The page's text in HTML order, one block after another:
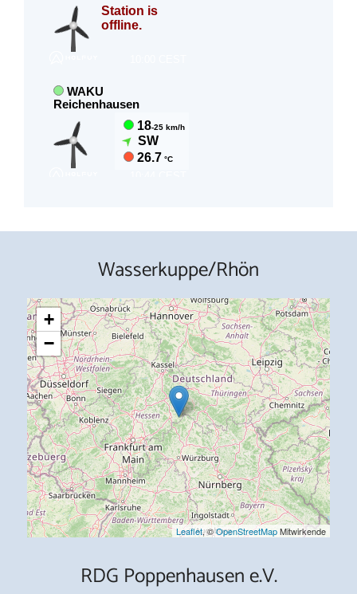
Wasserkuppe/Rhön
+
−
Leaflet, ©OpenStreetMapMitwirkende
RDG Poppenhausen e.V.